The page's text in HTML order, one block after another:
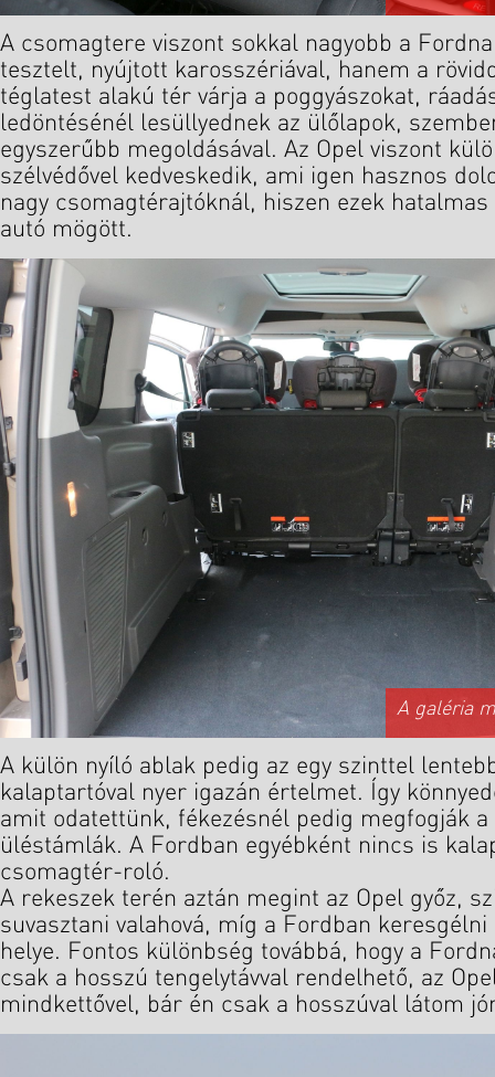
A csomagtere viszont sokkal nagyobb a
tesztelt, nyújtott karosszériával, hanem a
téglatest alakú tér várja a poggyászokat,
ledöntésénél lesüllyednek az ülőlapok,
egyszerűbb megoldásával. Az Opel viszont
szélvédővel kedveskedik, ami igen hasznos
nagy csomagtérajtóknál, hiszen ezek hatalmas
autó mögött.
A galéria
A külön nyíló ablak pedig az egy szinttel
kalaptartóval nyer igazán értelmet. Így
amit odatettünk, fékezésnél pedig megfogják
üléstámlák. A Fordban egyébként nincs is
csomagtér-roló.
A rekeszek terén aztán megint az Opel győz,
suvasztani valahová, míg a Fordban
helye. Fontos különbség továbbá, hogy a
csak a hosszú tengelytávval rendelhető, az
mindkettővel, bár én csak a hosszúval látom